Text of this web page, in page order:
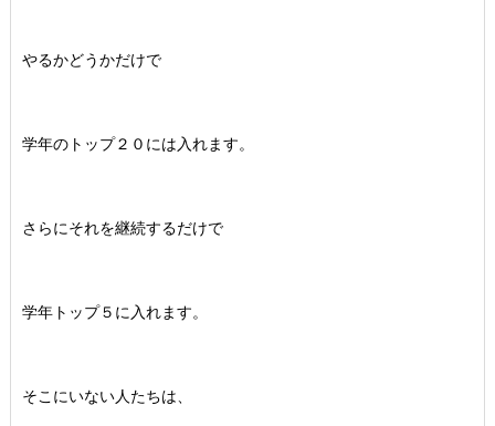
やるかどうかだけで
学年のトップ２０には入れます。
さらにそれを継続するだけで
学年トップ５に入れます。
そこにいない人たちは、